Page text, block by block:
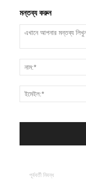
মন্তব্য করুন
পূর্ববর্তী নিবন্ধ